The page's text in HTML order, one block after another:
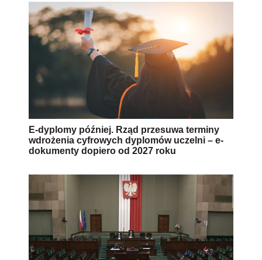
E-dyplomy później. Rząd przesuwa terminy
wdrożenia cyfrowych dyplomów uczelni – e-
dokumenty dopiero od 2027 roku